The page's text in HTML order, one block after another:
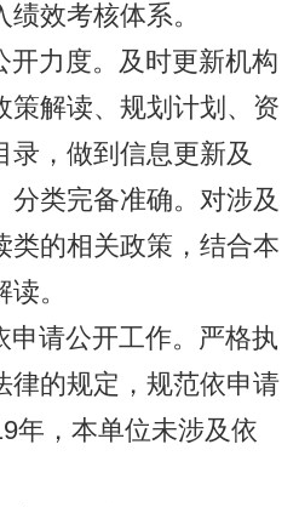
效考核体系。
开力度。及时更新机构
策解读、规划计划、资
录，做到信息更新及
分类完备准确。对涉及
类的相关政策，结合本
。
申请公开工作。严格执
律的规定，规范依申请
年，本单位未涉及依